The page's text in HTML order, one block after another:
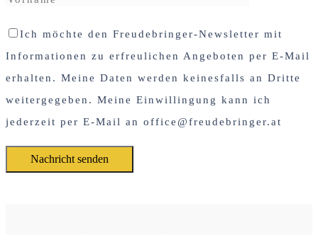
Ich möchte den Freudebringer-Newsletter mit
Informationen zu erfreulichen Angeboten per E-Mail
erhalten. Meine Daten werden keinesfalls an Dritte
weitergegeben. Meine Einwillingung kann ich
jederzeit per E-Mail an office@freudebringer.at